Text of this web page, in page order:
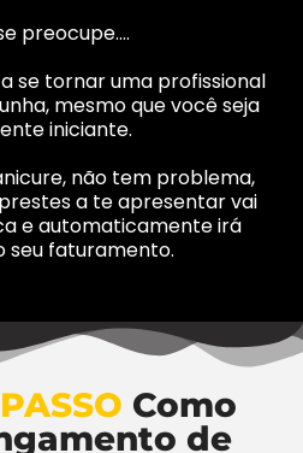
preocupe….
se tornar uma profissional
mesmo que você seja
iniciante.
não tem problema,
a te apresentar vai
e automaticamente irá
seu faturamento.
Como
de